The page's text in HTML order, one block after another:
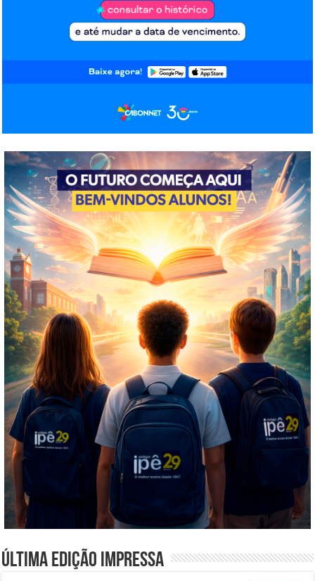
Última edição impressa